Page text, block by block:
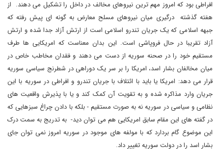
افراطی بود که امروز مهم ترین نیروهای مخالف در داخل را تشکیل می دهند. از
هفته گذشته درگیری میان نیروهای مسلح معارض به گونه ای پیش رفته که
جبهه اسلامی که یک جریان تندرو اسلامی است از ارتش آزاد جدا شده و ارتش
آزاد تقریبا در حال فروپاشی است. این بدان معناست که امریکایی ها طرف
مستقیم خود را در صحنه سوریه از دست می دهند و فقدان مخاطب خاص در
میان مخالفان بشار اسد، امریکا را بر سر یک دوراهی در شطرنج سیاسی سوریه
قرار می دهد: امریکا یا باید با ائتلاف با جریان تندرو و افراطی در سوریه با این
جریان وارد مذاکره شده و به تقویت آن کمک کند و یا با پذیرش واقعیت های
نظامی و سیاسی در سوریه نه به صورت مستقیم - بلکه با دادن چراغ سبزهایی که
در گفته های این مقام سابق امریکایی هم می توان دید- به تدریج به سمت درک
این موضوع گام بردارد که با مولفه های موجود در سوریه امروز نمی توان جای
بشار اسد را در دولت سوریه تغییر داد.